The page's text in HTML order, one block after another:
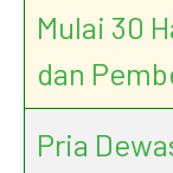
Mulai 30
dan
Pria